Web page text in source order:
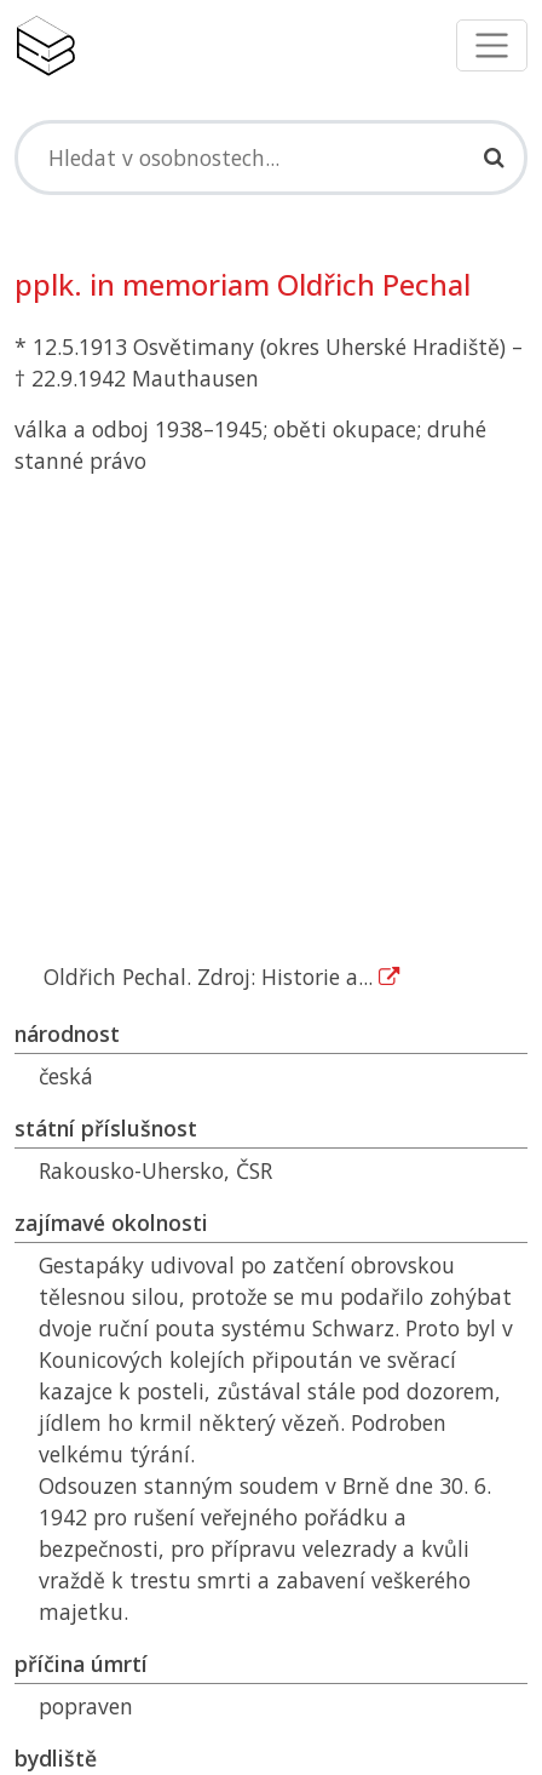
pplk. in memoriam Oldřich Pechal
* 12.5.1913 Osvětimany (okres Uherské Hradiště) –
† 22.9.1942 Mauthausen
válka a odboj 1938–1945; oběti okupace; druhé
stanné právo
Oldřich Pechal. Zdroj: Historie a...
národnost
česká
státní příslušnost
Rakousko-Uhersko, ČSR
zajímavé okolnosti
Gestapáky udivoval po zatčení obrovskou
tělesnou silou, protože se mu podařilo zohýbat
dvoje ruční pouta systému Schwarz. Proto byl v
Kounicových kolejích připoután ve svěrací
kazajce k posteli, zůstával stále pod dozorem,
jídlem ho krmil některý vězeň. Podroben
velkému týrání.
Odsouzen stanným soudem v Brně dne 30. 6.
1942 pro rušení veřejného pořádku a
bezpečnosti, pro přípravu velezrady a kvůli
vraždě k trestu smrti a zabavení veškerého
majetku.
příčina úmrtí
popraven
bydliště